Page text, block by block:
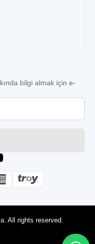
bilgi almak için e-
All rights reserved.